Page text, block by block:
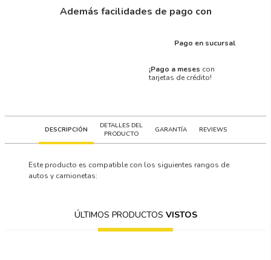
Además facilidades de pago con
Pago en sucursal
¡Pago a meses con
tarjetas de crédito!
DESCRIPCIÓN
DETALLES DEL
PRODUCTO
GARANTÍA REVIEWS
Este producto es compatible con los siguientes rangos de
autos y camionetas:
ÚLTIMOS PRODUCTOS VISTOS